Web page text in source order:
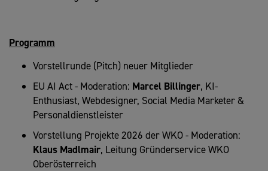
Programm
Vorstellrunde (Pitch) neuer Mitglieder
EU AI Act - Moderation: Marcel Billinger, KI-
Enthusiast, Webdesigner, Social Media Marketer &
Personaldienstleister
Vorstellung Projekte 2026 der WKO - Moderation:
Klaus Madlmair, Leitung Gründerservice WKO
Oberösterreich